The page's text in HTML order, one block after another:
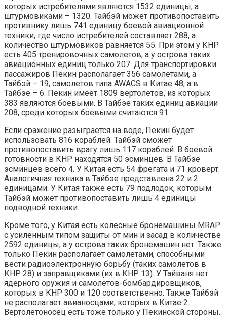
которых истребителями являются 1532 единицы, а
штурмовиками – 1320. Тайбэй может противопоставить
противнику лишь 741 единицу боевой авиационной
техники, где число истребителей составляет 288, а
количество штурмовиков равняется 55. При этом у КНР
есть 405 тренировочных самолетов, а у острова таких
авиационных единиц только 207. Для транспортировки
пассажиров Пекин располагает 356 самолетами, а
Тайбэй – 19, самолетов типа AWACS в Китае 48, а в
Тайбэе – 6. Пекин имеет 1809 вертолетов, из которых
383 являются боевыми. В Тайбэе таких единиц авиации
208, среди которых боевыми считаются 91.
Если сражение разыграется на воде, Пекин будет
использовать 816 кораблей. Тайбэй сможет
противопоставить врагу лишь 117 кораблей. В боевой
готовности в КНР находятся 50 эсминцев. В Тайбэе
эсминцев всего 4. У Китая есть 54 фрегата и 71 кроверт.
Аналогичная техника в Тайбэе представлена 22 и 2
единицами. У Китая также есть 79 подлодок, которым
Тайбэй может противопоставить лишь 4 единицы
подводной техники.
Кроме того, у Китая есть колесные бронемашины MRAP
с усиленным типом защиты от мин и засад в количестве
2592 единицы, а у острова таких бронемашин нет. Также
только Пекин располагает самолетами, способными
вести радиоэлектронную борьбу (таких самолетов в
КНР 28) и заправщиками (их в КНР 13). У Тайваня нет
ядерного оружия и самолетов-бомбардировщиков,
которых в КНР 300 и 120 соответственно. Также Тайбэй
не располагает авианосцами, которых в Китае 2.
Вертолетоносец есть тоже только у Пекинской стороны.